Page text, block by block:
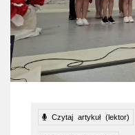
Czytaj artykuł (lektor)